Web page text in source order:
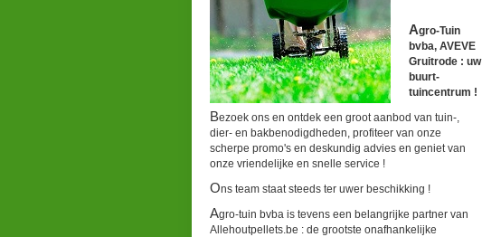
Agro-Tuin
bvba, AVEVE
Gruitrode : uw
buurt-
tuincentrum !
Bezoek ons en ontdek een groot aanbod van tuin-,
dier- en bakbenodigdheden, profiteer van onze
scherpe promo's en deskundig advies en geniet van
onze vriendelijke en snelle service !
Ons team staat steeds ter uwer beschikking !
Agro-tuin bvba is tevens een belangrijke partner van
Allehoutpellets.be : de grootste onafhankelijke